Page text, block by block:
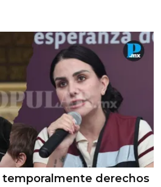
temporalmente derechos